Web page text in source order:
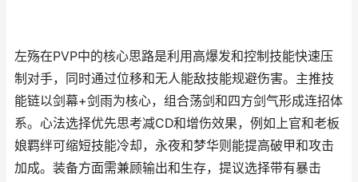
左殇在PVP中的核心思路是利用高爆发和控制技能快速压
制对手，同时通过位移和无人能敌技能规避伤害。主推技
能链以剑幕+剑雨为核心，组合荡剑和四方剑气形成连招体
系。心法选择优先思考减CD和增伤效果，例如上官和老板
娘羁绊可缩短技能冷却，永夜和梦华则能提高破甲和攻击
加成。装备方面需兼顾输出和生存，提议选择带有暴击